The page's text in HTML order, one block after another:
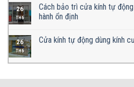
26
TH6
Cách bảo trì cửa kính tự
hành ổn định
26
TH6
Cửa kính tự động dùng kính